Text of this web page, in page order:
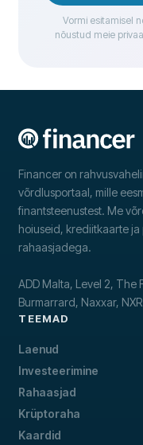
Vormi esitamisel
nõustud meie
Financer on
võrdlusportaal, mille
finantsteenustest. Me
hoiuseid, krediitkaarte ja
rahaasjadega.
ADD Malta, Level 2, The
Burmarrard, Naxxar,
TEEMAD
Laenud
Investeerimine
Rahaasjad
Krüptoraha
Kaardid